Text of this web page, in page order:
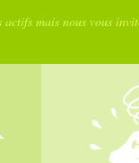
mais nous vous